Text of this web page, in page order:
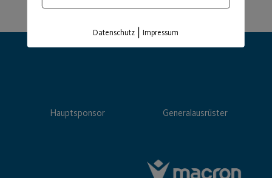
Hauptsponsor Generalausrüster
Datenschutz |Impressum